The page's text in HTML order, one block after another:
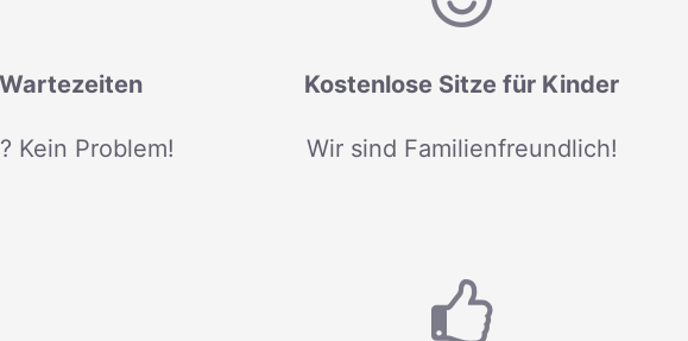
Kein Problem!
Kostenlose Sitze für Kinder
Wir sind Familienfreundlich!